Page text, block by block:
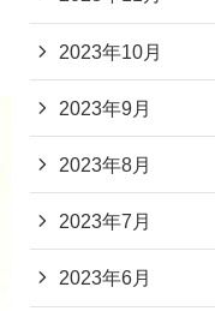
2023年10月
2023年9月
2023年8月
2023年7月
2023年6月